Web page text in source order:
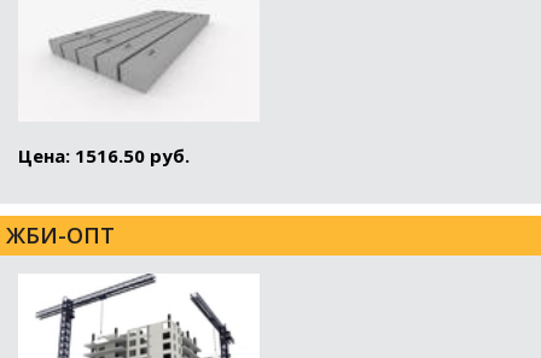
Цена: 1516.50 руб.
ЖБИ-ОПТ